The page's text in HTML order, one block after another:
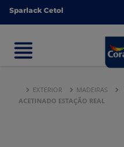
Sparlack Cetol
Sparlack Cetol
EXTERIOR MADEIRAS
ACETINADO ESTAÇÃO REAL